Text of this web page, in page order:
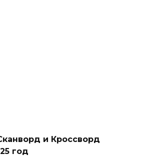
и Кроссворд
год